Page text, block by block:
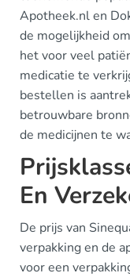
Apotheek.nl en
de mogelijkheid
het voor veel
medicatie te
bestellen is
betrouwbare
de medicijnen te
En
De prijs van
verpakking en de
voor een